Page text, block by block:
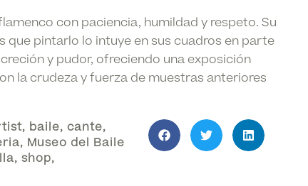
con paciencia, humildad y respeto. Su
que pintarlo lo intuye en sus cuadros en parte
y pudor, ofreciendo una exposición
la crudeza y fuerza de muestras anteriores
, baile, cante,
, Museo del Baile
, shop,